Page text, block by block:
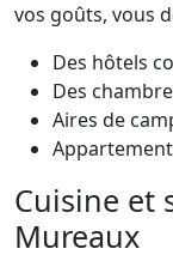
vos goûts, vous
Des hôtels
Des
Aires de
Cuisine et
Mureaux